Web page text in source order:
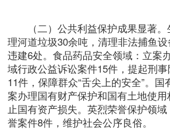
（二）公共利益保护成果显著。
理河道垃圾30余吨，清理非法捕鱼
违建6处。食品药品安全领域：立案
域行政公益诉讼案件15件，提起刑事
11件，保障群众“舌尖上的安全”。
案办理国有财产保护和国有土地使
止国有资产损失。英烈荣誉保护领
誉案件8件，维护社会公序良俗。